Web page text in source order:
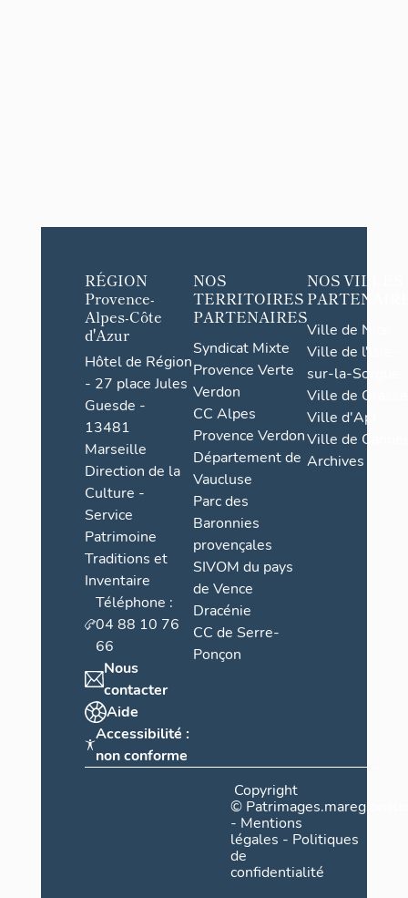
RÉGION
Provence-
Alpes-Côte
d'Azur
Hôtel de Région
- 27 place Jules
Guesde -
13481
Marseille
Direction de la
Culture -
Service
Patrimoine
Traditions et
Inventaire
Téléphone :
04 88 10 76
66
Nous
contacter
Aide
Accessibilité :
non conforme
NOS
TERRITOIRES
PARTENAIRES
Syndicat Mixte
Provence Verte
Verdon
CC Alpes
Provence Verdon
Département de
Vaucluse
Parc des
Baronnies
provençales
SIVOM du pays
de Vence
Dracénie
CC de Serre-
Ponçon
NOS VILLES
Ville de Nice
Ville de l'Isle-
sur-la-Sorgue
Ville de Grasse
Ville d'Apt
Ville de
Archives
Copyright
©
- Mentions
légales - Politiques
de
confidentialité